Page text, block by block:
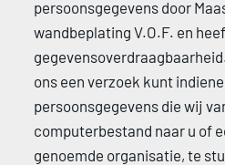
persoonsgegevens door
wandbeplating V.O.F. en
ons een verzoek kunt
persoonsgegevens die wij
computerbestand naar u of
genoemde organisatie, te